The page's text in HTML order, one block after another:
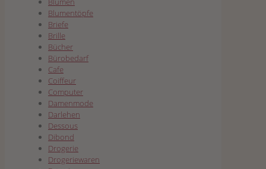
Blumentöpfe
Briefe
Brille
Bücher
Bürobedarf
Cafe
Coiffeur
Computer
Damenmode
Darlehen
Dessous
Dibond
Drogerie
Drogeriewaren